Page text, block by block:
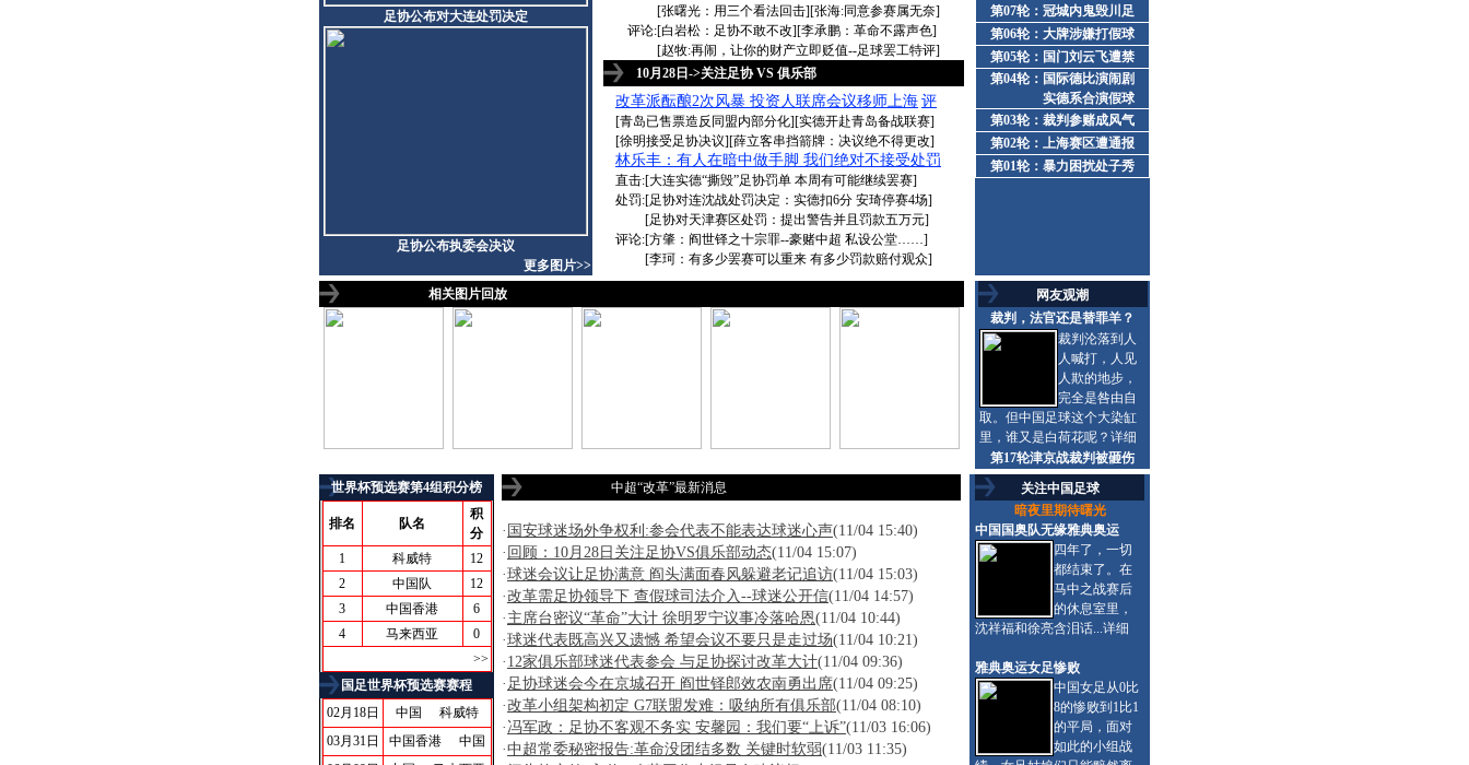
足协公布对大连处罚决定
足协公布执委会决议
更多图片>>
[张曙光：用三个看法回击][张海:同意参赛属无奈]
评论:[白岩松：足协不敢不改][李承鹏：革命不露声色]
[赵牧:再闹，让你的财产立即贬值--足球罢工特评]
10月28日->关注足协 VS 俱乐部
改革派酝酿2次风暴 投资人联席会议移师上海 评
[青岛已售票造反同盟内部分化][实德开赴青岛备战联赛]
[徐明接受足协决议][薛立客串挡箭牌：决议绝不得更改]
林乐丰：有人在暗中做手脚 我们绝对不接受处罚
直击:[大连实德“撕毁”足协罚单 本周有可能继续罢赛]
处罚:[足协对连沈战处罚决定：实德扣6分 安琦停赛4场]
[足协对天津赛区处罚：提出警告并且罚款五万元]
评论:[方肇：阎世铎之十宗罪--豪赌中超 私设公堂……]
[李珂：有多少罢赛可以重来 有多少罚款赔付观众]
第07轮： 冠城内鬼毁川足
第06轮： 大牌涉嫌打假球
第05轮： 国门刘云飞遭禁
第04轮： 国际德比演闹剧
实德系合演假球
第03轮： 裁判参赌成风气
第02轮： 上海赛区遭通报
第01轮： 暴力困扰处子秀
相关图片回放
网友观潮
裁判，法官还是替罪羊？
裁判沦落到人
人喊打，人见
人欺的地步，
完全是咎由自
取。但中国足球这个大染缸
里，谁又是白荷花呢？ 详细
第17轮津京战裁判被砸伤
世界杯预选赛第4组积分榜
排名 队名
积
分
1
科威特
12
2
中国队
12
3
中国香港
6
4
马来西亚
0
>>
国足世界杯预选赛赛程
02月18日
中国
科威特
03月31日
中国香港0-1 中国
中超“改革”最新消息
· 国安球迷场外争权利:参会代表不能表达球迷心声(11/04 15:40)
· 回顾：10月28日关注足协VS俱乐部动态(11/04 15:07)
·球迷会议让足协满意 阎头满面春风躲避老记追访(11/04 15:03)
·改革需足协领导下 查假球司法介入--球迷公开信(11/04 14:57)
· 主席台密议“革命”大计 徐明罗宁议事冷落哈恩(11/04 10:44)
·球迷代表既高兴又遗憾 希望会议不要只是走过场(11/04 10:21)
· 12家俱乐部球迷代表参会 与足协探讨改革大计(11/04 09:36)
· 足协球迷会今在京城召开 阎世铎郎效农南勇出席(11/04 09:25)
·改革小组架构初定 G7联盟发难：吸纳所有俱乐部(11/04 08:10)
· 冯军政：足协不客观不务实 安馨园：我们要“上诉”(11/03 16:06)
·中超常委秘密报告:革命没团结多数 关键时软弱(11/03 11:35)
关注中国足球
暗夜里期待曙光
中国国奥队无缘雅典奥运
四年了，一切
都结束了。在
马中之战赛后
的休息室里，
沈祥福和徐亮含泪话...详细
雅典奥运女足惨败
中国女足从0比
8的惨败到1比1
的平局，面对
如此的小组战